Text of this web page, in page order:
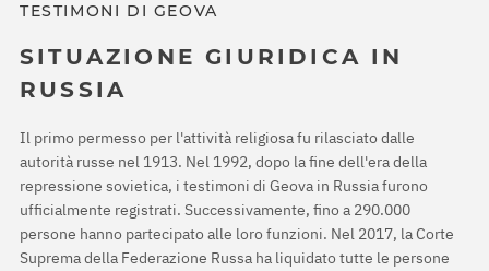
TESTIMONI DI GEOVA
SITUAZIONE GIURIDICA IN
RUSSIA
Il primo permesso per l'attività religiosa fu rilasciato dalle
autorità russe nel 1913. Nel 1992, dopo la fine dell'era della
repressione sovietica, i testimoni di Geova in Russia furono
ufficialmente registrati. Successivamente, fino a 290.000
persone hanno partecipato alle loro funzioni. Nel 2017, la Corte
Suprema della Federazione Russa ha liquidato tutte le persone